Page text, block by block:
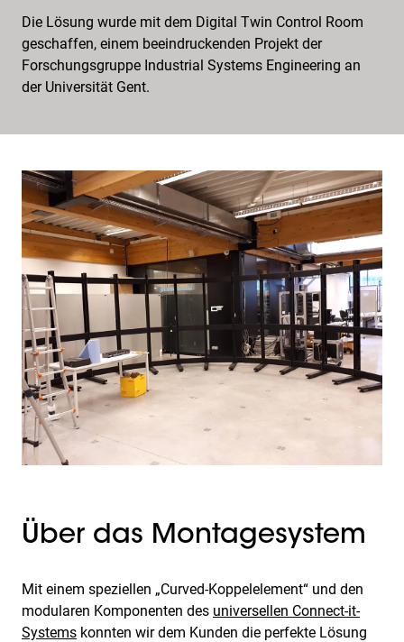
Die Lösung wurde mit dem Digital Twin Control Room
geschaffen, einem beeindruckenden Projekt der
Forschungsgruppe Industrial Systems Engineering an
der Universität Gent.
Über das Montagesystem
Mit einem speziellen „Curved-Koppelelement“ und den
modularen Komponenten des universellen Connect-it-
Systems konnten wir dem Kunden die perfekte Lösung